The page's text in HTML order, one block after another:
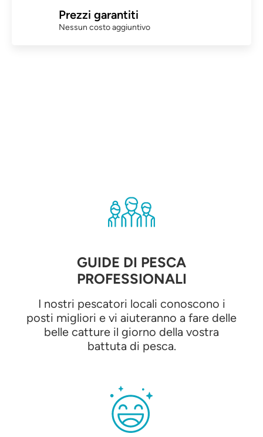
Prezzi garantiti
Nessun costo aggiuntivo
GUIDE DI PESCA
PROFESSIONALI
I nostri pescatori locali conoscono i
posti migliori e vi aiuteranno a fare delle
belle catture il giorno della vostra
battuta di pesca.